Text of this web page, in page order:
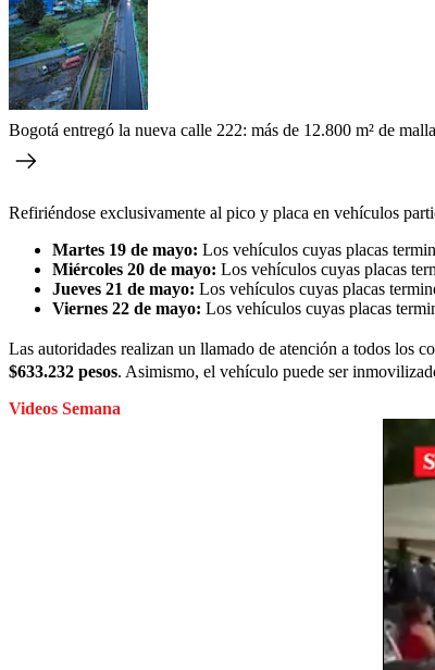
Bogotá entregó la nueva calle 222: más de 12.800 m² de
Refiriéndose exclusivamente al pico y placa en vehículos
Martes 19 de mayo: Los vehículos cuyas placas
Miércoles 20 de mayo: Los vehículos cuyas placas
Jueves 21 de mayo: Los vehículos cuyas placas
Viernes 22 de mayo: Los vehículos cuyas placas
Las autoridades realizan un llamado de atención a todos los
$633.232 pesos. Asimismo, el vehículo puede ser
Videos Semana